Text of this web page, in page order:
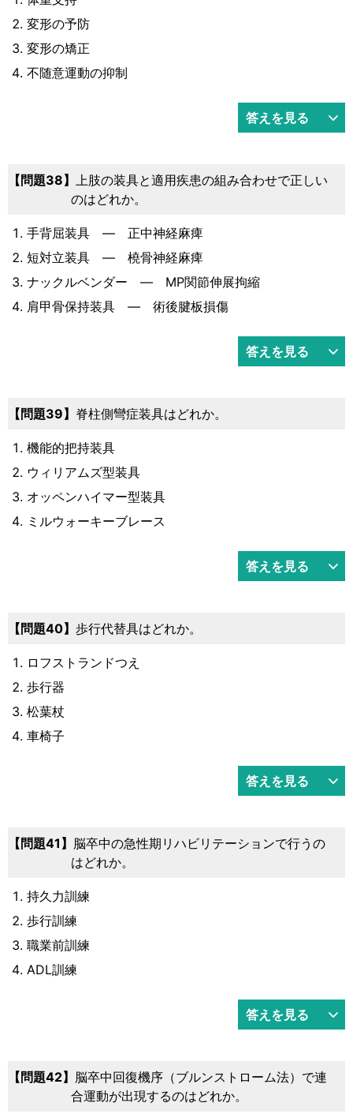
変形の予防
変形の矯正
不随意運動の抑制
答えを見る
38
上肢の装具と適用疾患の組み合わせで正しい
のはどれか。
手背屈装具 ― 正中神経麻痺
短対立装具 ― 橈骨神経麻痺
ナックルベンダー ― MP関節伸展拘縮
肩甲骨保持装具 ― 術後腱板損傷
答えを見る
39 脊柱側彎症装具はどれか。
機能的把持装具
ウィリアムズ型装具
オッペンハイマー型装具
ミルウォーキーブレース
答えを見る
40 歩行代替具はどれか。
ロフストランドつえ
歩行器
松葉杖
車椅子
答えを見る
41
脳卒中の急性期リハビリテーションで行うの
はどれか。
持久力訓練
歩行訓練
職業前訓練
ADL訓練
答えを見る
42
脳卒中回復機序（ブルンストローム法）で連
合運動が出現するのはどれか。